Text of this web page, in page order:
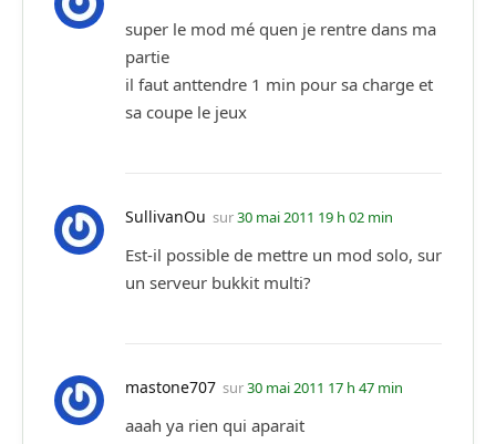
super le mod mé quen je rentre dans ma
partie
il faut anttendre 1 min pour sa charge et
sa coupe le jeux
SullivanOu sur30 mai 2011 19 h 02 min
Est-il possible de mettre un mod solo, sur
un serveur bukkit multi?
mastone707 sur30 mai 2011 17 h 47 min
aaah ya rien qui aparait